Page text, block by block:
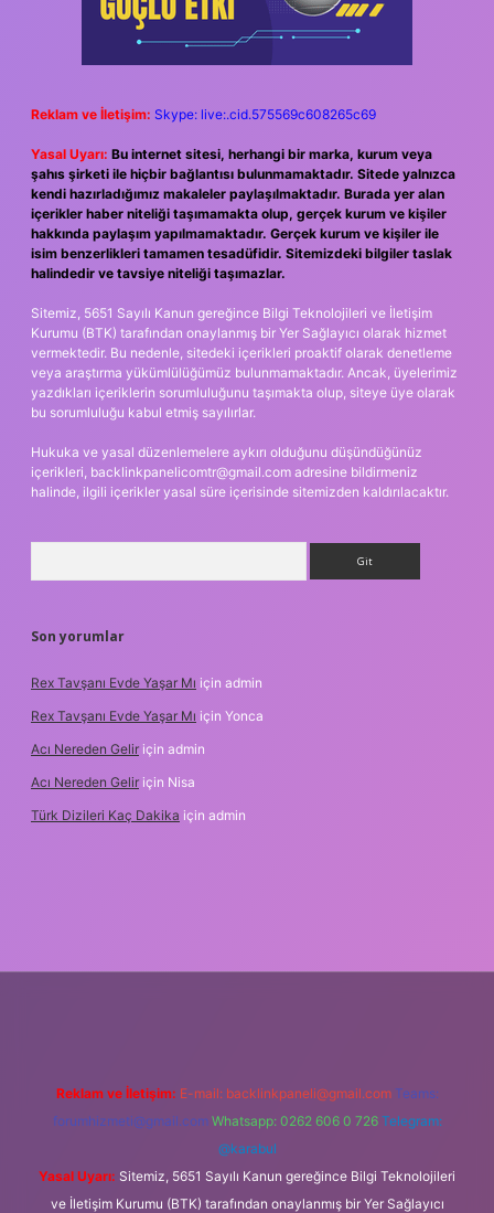
Reklam ve İletişim: Skype: live:.cid.575569c608265c69
Yasal Uyarı: Bu internet sitesi, herhangi bir marka, kurum veya
şahıs şirketi ile hiçbir bağlantısı bulunmamaktadır. Sitede yalnızca
kendi hazırladığımız makaleler paylaşılmaktadır. Burada yer alan
içerikler haber niteliği taşımamakta olup, gerçek kurum ve kişiler
hakkında paylaşım yapılmamaktadır. Gerçek kurum ve kişiler ile
isim benzerlikleri tamamen tesadüfidir. Sitemizdeki bilgiler taslak
halindedir ve tavsiye niteliği taşımazlar.
Sitemiz, 5651 Sayılı Kanun gereğince Bilgi Teknolojileri ve İletişim
Kurumu (BTK) tarafından onaylanmış bir Yer Sağlayıcı olarak hizmet
vermektedir. Bu nedenle, sitedeki içerikleri proaktif olarak denetleme
veya araştırma yükümlülüğümüz bulunmamaktadır. Ancak, üyelerimiz
yazdıkları içeriklerin sorumluluğunu taşımakta olup, siteye üye olarak
bu sorumluluğu kabul etmiş sayılırlar.
Hukuka ve yasal düzenlemelere aykırı olduğunu düşündüğünüz
içerikleri, backlinkpanelicomtr@gmail.com adresine bildirmeniz
halinde, ilgili içerikler yasal süre içerisinde sitemizden kaldırılacaktır.
Son yorumlar
Rex Tavşanı Evde Yaşar Mı için admin
Rex Tavşanı Evde Yaşar Mı için Yonca
Acı Nereden Gelir için admin
Acı Nereden Gelir için Nisa
Türk Dizileri Kaç Dakika için admin
Reklam ve İletişim: E-mail: backlinkpaneli@gmail.com Teams:
forumhizmeti@gmail.com Whatsapp: 0262 606 0 726 Telegram:
@karabul
Yasal Uyarı: Sitemiz, 5651 Sayılı Kanun gereğince Bilgi Teknolojileri
ve İletişim Kurumu (BTK) tarafından onaylanmış bir Yer Sağlayıcı